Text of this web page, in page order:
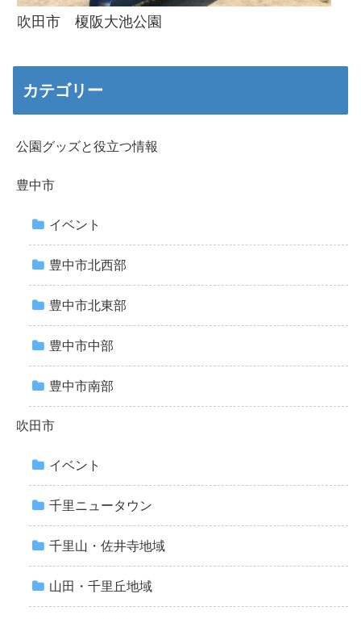
吹田市 榎阪大池公園
カテゴリー
公園グッズと役立つ情報
豊中市
イベント
豊中市北西部
豊中市北東部
豊中市中部
豊中市南部
吹田市
イベント
千里ニュータウン
千里山・佐井寺地域
山田・千里丘地域